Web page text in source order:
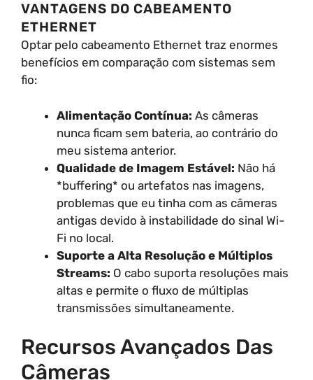
VANTAGENS DO CABEAMENTO
ETHERNET
Optar pelo cabeamento Ethernet traz enormes
benefícios em comparação com sistemas sem
fio:
Alimentação Contínua: As câmeras
nunca ficam sem bateria, ao contrário do
meu sistema anterior.
Qualidade de Imagem Estável: Não há
*buffering* ou artefatos nas imagens,
problemas que eu tinha com as câmeras
antigas devido à instabilidade do sinal Wi-
Fi no local.
Suporte a Alta Resolução e Múltiplos
Streams: O cabo suporta resoluções mais
altas e permite o fluxo de múltiplas
transmissões simultaneamente.
Recursos Avançados Das
Câmeras